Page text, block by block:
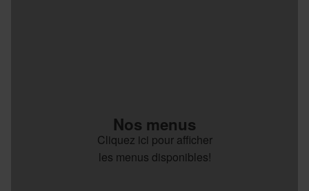
Nos menus
Cliquez ici pour afficher
les menus disponibles!